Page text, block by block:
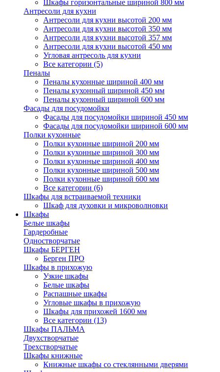
Шкафы горизонтальные шириной 800 мм
Антресоли для кухни
Антресоли для кухни высотой 200 мм
Антресоли для кухни высотой 350 мм
Антресоли для кухни высотой 357 мм
Антресоли для кухни высотой 450 мм
Угловая антресоль для кухни
Все категории (5)
Пеналы
Пеналы кухонные шириной 400 мм
Пеналы кухонный шириной 450 мм
Пеналы кухонный шириной 600 мм
Фасады для посудомойки
Фасады для посудомойки шириной 450 мм
Фасады для посудомойки шириной 600 мм
Полки кухонные
Полки кухонные шириной 200 мм
Полки кухонные шириной 300 мм
Полки кухонные шириной 400 мм
Полки кухонные шириной 500 мм
Полки кухонные шириной 600 мм
Все категории (6)
Шкафы для встраиваемой техники
Шкаф для духовки и микроволновки
Шкафы
Белые шкафы
Гардеробные
Одностворчатые
Шкафы БЕРГЕН
Берген ПРО
Шкафы в прихожую
Узкие шкафы
Белые шкафы
Распашные шкафы
Угловые шкафы в прихожую
Шкафы для прихожей 1600 мм
Все категории (13)
Шкафы ПАЛЬМА
Двухстворчатые
Трехстворчатые
Шкафы книжные
Книжные шкафы со стеклянными дверями